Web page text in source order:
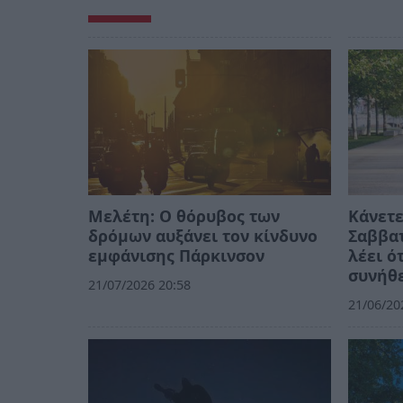
Μελέτη: Ο θόρυβος των
δρόμων αυξάνει τον κίνδυνο
εμφάνισης Πάρκινσον
21/07/2026 20:58
λέει
21/06/